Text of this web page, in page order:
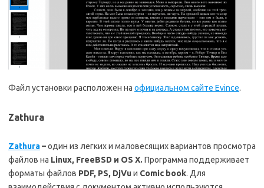
Файл установки расположен на официальном сайте Evince.
Zathura
Zathura–один из легких и маловесящих вариантов просмотра
файлов на Linux, FreeBSD и OS X. Программа поддерживает
форматы файлов PDF, PS, DjVuи Comic book. Для